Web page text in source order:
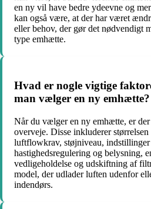
en ny vil have bedre ydeevne og
kan også være, at der har været
eller behov, der gør det nødvendigt
type emhætte.
Hvad er nogle vigtige
man vælger en ny emhætte?
Når du vælger en ny emhætte, er
overveje. Disse inkluderer
luftflowkrav, støjniveau,
hastighedsregulering og belysning,
vedligeholdelse og udskiftning af
model, der udlader luften udenfor
indendørs.